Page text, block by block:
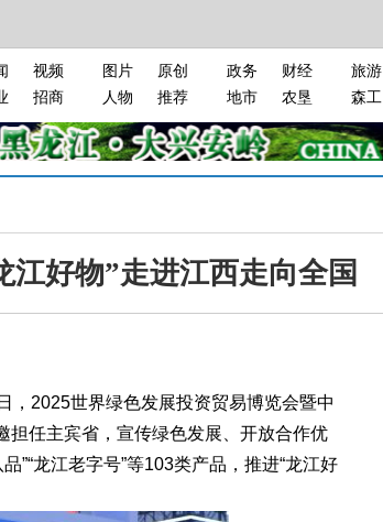
视频
招商
图片
原创
人物
推荐
政务
财经
地市
农垦
旅游
森工
江好物”走进江西走向全国
2025世界绿色发展投资贸易博览会暨中
担任主宾省，宣传绿色发展、开放合作优
”“龙江老字号”等103类产品，推进“龙江好